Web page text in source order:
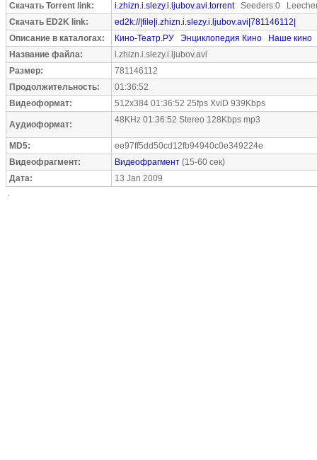
Скачать Torrent link:
i.zhizn.i.slezy.i.ljubov.avi.torrentSeeders:0
Скачать ED2K link:
ed2k://|file|i.zhizn.i.slezy.i.ljubov.avi|781146112|
Описание в каталогах:
Кино-Театр.РУ Энциклопедия Кино
Наше кино
Название файла:
i.zhizn.i.slezy.i.ljubov.avi
Размер:
781146112
Продолжительность:
01:36:52
Видеоформат:
512x384 01:36:52 25fps XviD 939Kbps
Аудиоформат: 48KHz 01:36:52 Stereo 128Kbps mp3
MD5:
ee97ff5dd50cd12fb94940c0e349224e
Видеофрагмент:
Видеофрагмент (15-60 сек)
Дата:
13 Jan 2009